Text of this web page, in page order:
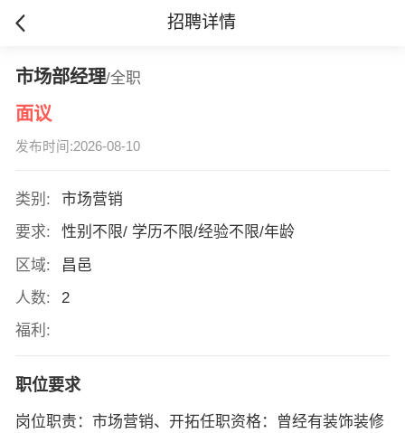
招聘详情
市场部经理/全职
面议
发布时间:2026-08-10
类别:
市场营销
要求:
性别不限/ 学历不限/经验不限/年龄
区域:
昌邑
人数:
2
福利:
职位要求
岗位职责：市场营销、开拓任职资格：曾经有装饰装修